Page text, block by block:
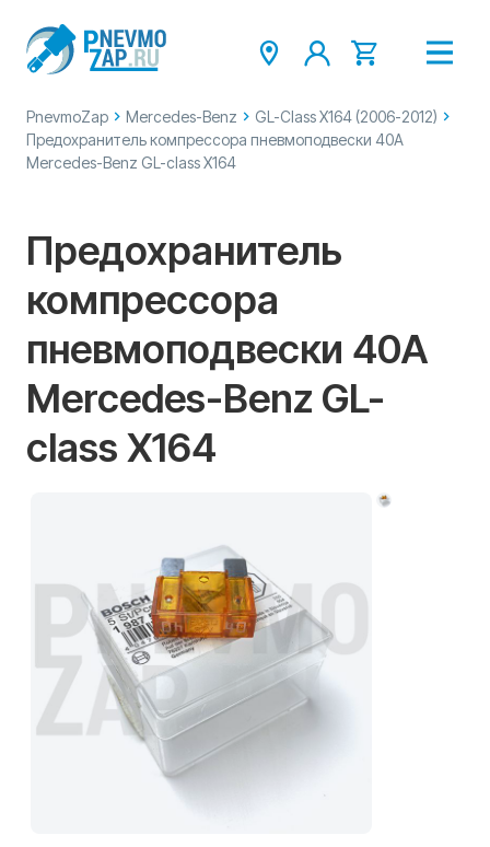
PnevmoZap Mercedes-Benz
GL-Class X164 (2006-2012)
Предохранитель компрессора пневмоподвески 40А
Mercedes-Benz GL-class X164
Предохранитель
компрессора
пневмоподвески 40А
Mercedes-Benz GL-
class X164